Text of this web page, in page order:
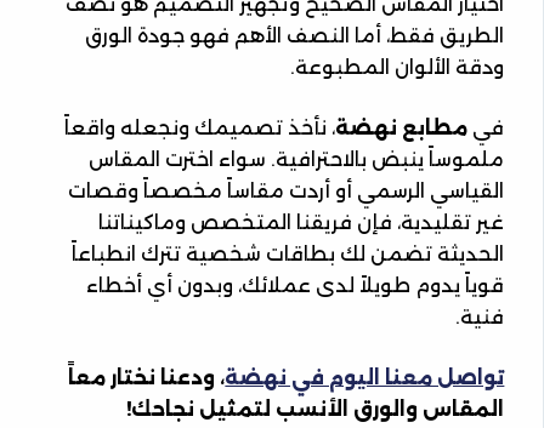
الطريق فقط، أما النصف الأهم فهو جودة الورق
ودقة الألوان المطبوعة.
في مطابع نهضة، نأخذ تصميمك ونجعله واقعاً
ملموساً ينبض بالاحترافية. سواء اخترت المقاس
القياسي الرسمي أو أردت مقاساً مخصصاً وقصات
غير تقليدية، فإن فريقنا المتخصص وماكيناتنا
الحديثة تضمن لك بطاقات شخصية تترك انطباعاً
قوياً يدوم طويلاً لدى عملائك، وبدون أي أخطاء
فنية.
تواصل معنا اليوم في نهضة، ودعنا نختار معاً
المقاس والورق الأنسب لتمثيل نجاحك!